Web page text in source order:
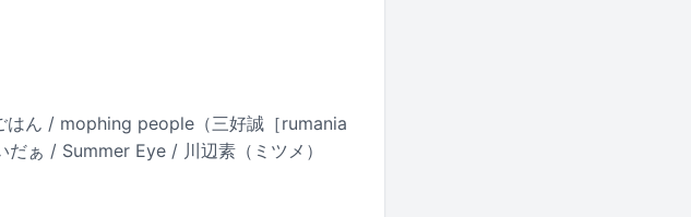
はん / mophing people（三好誠［rumania
ぁ / Summer Eye / 川辺素（ミツメ）